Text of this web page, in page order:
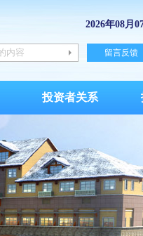
2026年08月
留言反馈
投资者关系